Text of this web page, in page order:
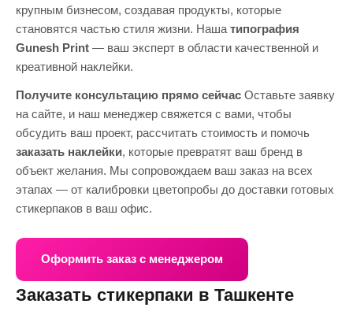
крупным бизнесом, создавая продукты, которые
становятся частью стиля жизни. Наша типография
Gunesh Print — ваш эксперт в области качественной и
креативной наклейки.
Получите консультацию прямо сейчас Оставьте заявку
на сайте, и наш менеджер свяжется с вами, чтобы
обсудить ваш проект, рассчитать стоимость и помочь
заказать наклейки, которые превратят ваш бренд в
объект желания. Мы сопровождаем ваш заказ на всех
этапах — от калибровки цветопробы до доставки готовых
стикерпаков в ваш офис.
Оформить заказ с менеджером
Заказать стикерпаки в Ташкенте